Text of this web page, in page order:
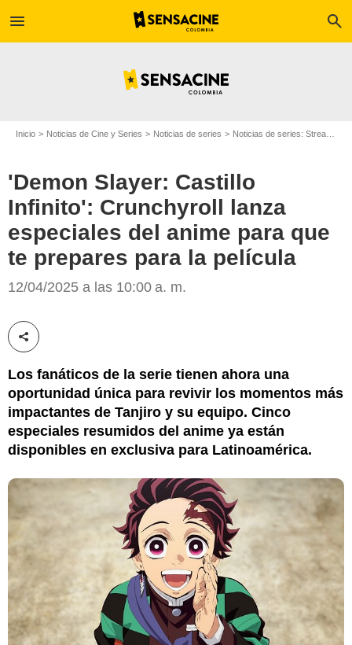
menu search
Inicio Noticias de Cine y Series Noticias de series Noticias de series: Streaming
'Demon Slayer: Castillo
Infinito': Crunchyroll lanza
especiales del anime para que
te prepares para la película
12/04/2025 a las 10:00 a. m.
Compartir esta noticia
Los fanáticos de la serie tienen ahora una
oportunidad única para revivir los momentos más
impactantes de Tanjiro y su equipo. Cinco
especiales resumidos del anime ya están
disponibles en exclusiva para Latinoamérica.